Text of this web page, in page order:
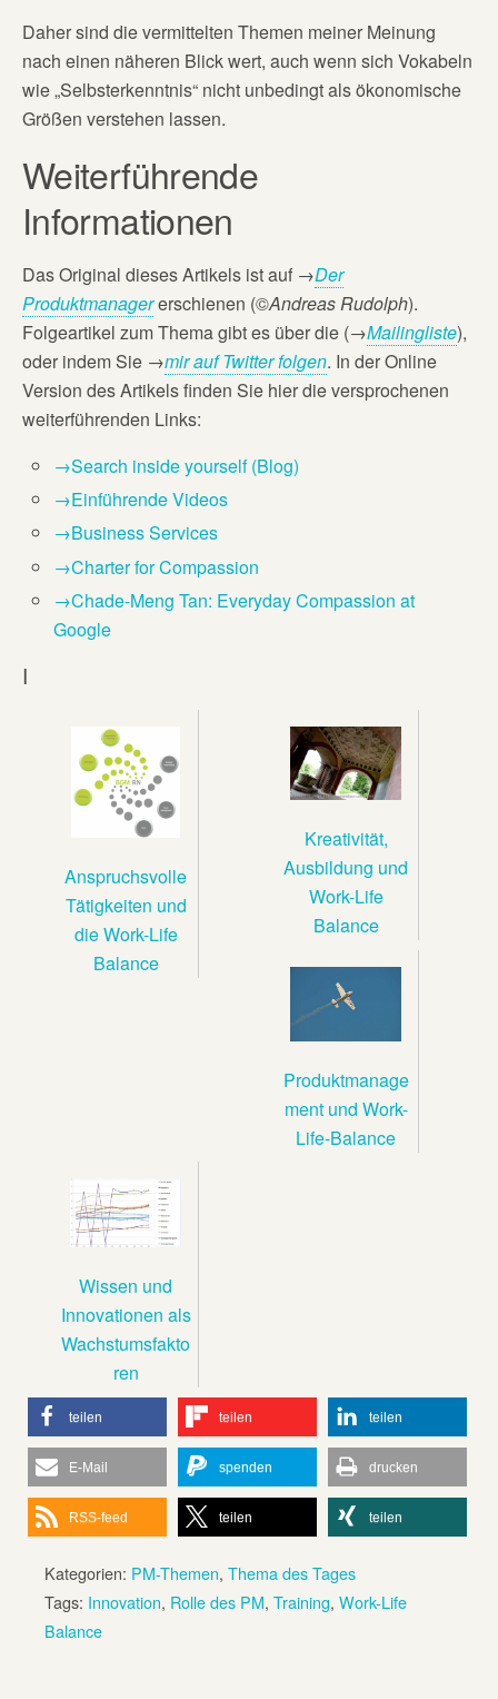
Daher sind die vermittelten Themen meiner Meinung
nach einen näheren Blick wert, auch wenn sich Vokabeln
wie „Selbsterkenntnis“ nicht unbedingt als ökonomische
Größen verstehen lassen.
Weiterführende
Informationen
Das Original dieses Artikels ist auf →Der
Produktmanagererschienen (©Andreas Rudolph).
Folgeartikel zum Thema gibt es über die (→Mailingliste),
oder indem Sie →mir auf Twitter folgen. In der Online
Version des Artikels finden Sie hier die versprochenen
weiterführenden Links:
→Search inside yourself (Blog)
→Einführende Videos
→Business Services
→Charter for Compassion
→Chade-Meng Tan: Everyday Compassion at
Google
I
Anspruchsvolle
Tätigkeiten und
die Work-Life
Balance
Kreativität,
Ausbildung und
Work-Life
Balance
Produktmanage
ment und Work-
Life-Balance
Wissen und
Innovationen als
Wachstumsfakto
ren
teilen teilen teilen
E-Mail spenden drucken
RSS-feed teilen teilen
Kategorien: PM-Themen, Thema des Tages
Tags: Innovation, Rolle des PM, Training, Work-Life
Balance